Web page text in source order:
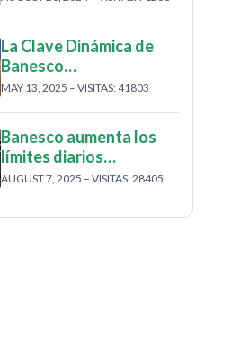
La Clave Dinámica de
Banesco…
MAY 13, 2025 – VISITAS: 41803
Banesco aumenta los
límites diarios…
AUGUST 7, 2025 – VISITAS: 28405